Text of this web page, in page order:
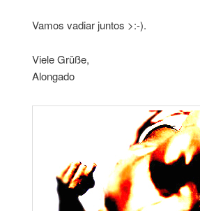
Vamos vadiar juntos >:-).
Viele Grüße,
Alongado